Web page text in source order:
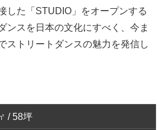
した「STUDIO」をオープンする
ンスを日本の文化にすべく、今ま
ストリートダンスの魅力を発信し
/ 58坪